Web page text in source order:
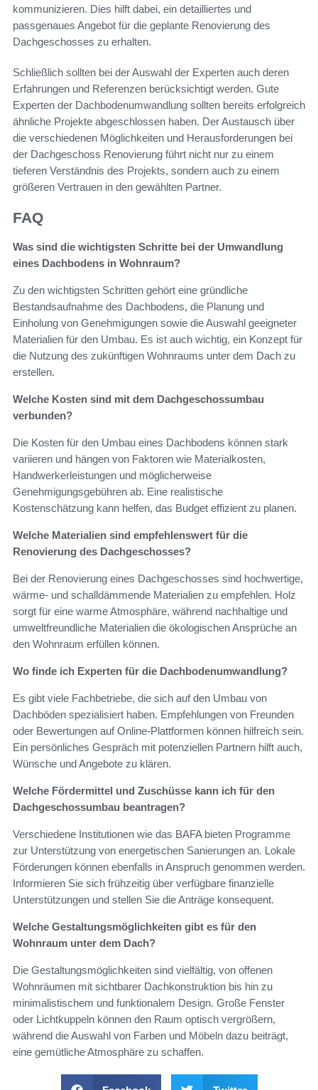
kommunizieren. Dies hilft dabei, ein detailliertes und
passgenaues Angebot für die geplante Renovierung des
Dachgeschosses zu erhalten.
Schließlich sollten bei der Auswahl der Experten auch deren
Erfahrungen und Referenzen berücksichtigt werden. Gute
Experten der Dachbodenumwandlung sollten bereits erfolgreich
ähnliche Projekte abgeschlossen haben. Der Austausch über
die verschiedenen Möglichkeiten und Herausforderungen bei
der Dachgeschoss Renovierung führt nicht nur zu einem
tieferen Verständnis des Projekts, sondern auch zu einem
größeren Vertrauen in den gewählten Partner.
FAQ
Was sind die wichtigsten Schritte bei der Umwandlung
eines Dachbodens in Wohnraum?
Zu den wichtigsten Schritten gehört eine gründliche
Bestandsaufnahme des Dachbodens, die Planung und
Einholung von Genehmigungen sowie die Auswahl geeigneter
Materialien für den Umbau. Es ist auch wichtig, ein Konzept für
die Nutzung des zukünftigen Wohnraums unter dem Dach zu
erstellen.
Welche Kosten sind mit dem Dachgeschossumbau
verbunden?
Die Kosten für den Umbau eines Dachbodens können stark
variieren und hängen von Faktoren wie Materialkosten,
Handwerkerleistungen und möglicherweise
Genehmigungsgebühren ab. Eine realistische
Kostenschätzung kann helfen, das Budget effizient zu planen.
Welche Materialien sind empfehlenswert für die
Renovierung des Dachgeschosses?
Bei der Renovierung eines Dachgeschosses sind hochwertige,
wärme- und schalldämmende Materialien zu empfehlen. Holz
sorgt für eine warme Atmosphäre, während nachhaltige und
umweltfreundliche Materialien die ökologischen Ansprüche an
den Wohnraum erfüllen können.
Wo finde ich Experten für die Dachbodenumwandlung?
Es gibt viele Fachbetriebe, die sich auf den Umbau von
Dachböden spezialisiert haben. Empfehlungen von Freunden
oder Bewertungen auf Online-Plattformen können hilfreich sein.
Ein persönliches Gespräch mit potenziellen Partnern hilft auch,
Wünsche und Angebote zu klären.
Welche Fördermittel und Zuschüsse kann ich für den
Dachgeschossumbau beantragen?
Verschiedene Institutionen wie das BAFA bieten Programme
zur Unterstützung von energetischen Sanierungen an. Lokale
Förderungen können ebenfalls in Anspruch genommen werden.
Informieren Sie sich frühzeitig über verfügbare finanzielle
Unterstützungen und stellen Sie die Anträge konsequent.
Welche Gestaltungsmöglichkeiten gibt es für den
Wohnraum unter dem Dach?
Die Gestaltungsmöglichkeiten sind vielfältig, von offenen
Wohnräumen mit sichtbarer Dachkonstruktion bis hin zu
minimalistischem und funktionalem Design. Große Fenster
oder Lichtkuppeln können den Raum optisch vergrößern,
während die Auswahl von Farben und Möbeln dazu beiträgt,
eine gemütliche Atmosphäre zu schaffen.